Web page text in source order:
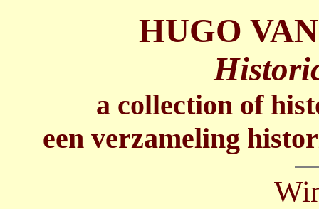
HUGO
a collection of
een verzameling